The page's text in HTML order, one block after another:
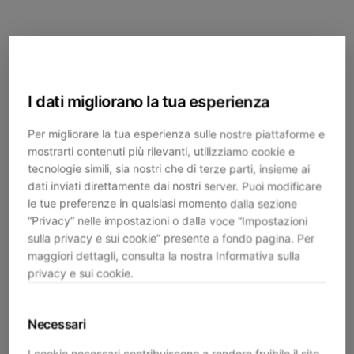
I dati migliorano la tua esperienza
Per migliorare la tua esperienza sulle nostre piattaforme e
mostrarti contenuti più rilevanti, utilizziamo cookie e
tecnologie simili, sia nostri che di terze parti, insieme ai
dati inviati direttamente dai nostri server. Puoi modificare
le tue preferenze in qualsiasi momento dalla sezione
“Privacy” nelle impostazioni o dalla voce “Impostazioni
sulla privacy e sui cookie” presente a fondo pagina. Per
maggiori dettagli, consulta la nostra Informativa sulla
privacy e sui cookie.
Necessari